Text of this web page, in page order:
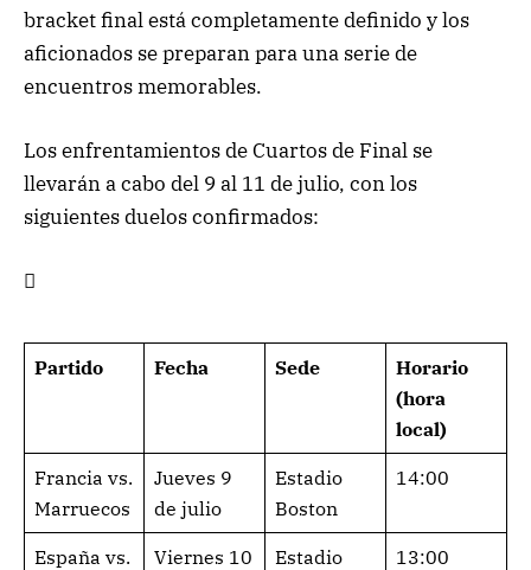
bracket final está completamente definido y los
aficionados se preparan para una serie de
encuentros memorables.
Los enfrentamientos de Cuartos de Final se
llevarán a cabo del 9 al 11 de julio, con los
siguientes duelos confirmados:

Partido Fecha Sede
Horario
(hora
local)
Francia vs.
Marruecos
Jueves 9
de julio
Estadio
Boston
14:00
España vs.
Viernes 10
Estadio
13:00